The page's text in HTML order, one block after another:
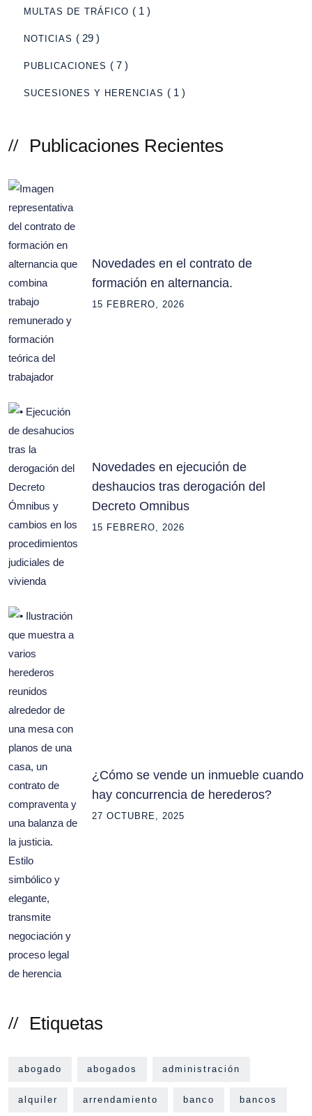
MULTAS DE TRÁFICO ( 1 )
NOTICIAS ( 29 )
PUBLICACIONES ( 7 )
SUCESIONES Y HERENCIAS ( 1 )
Publicaciones Recientes
Novedades en el contrato de
formación en alternancia.
15 FEBRERO, 2026
Novedades en ejecución de
deshaucios tras derogación del
Decreto Omnibus
15 FEBRERO, 2026
¿Cómo se vende un inmueble cuando
hay concurrencia de herederos?
27 OCTUBRE, 2025
Etiquetas
abogado abogados administración
alquiler arrendamiento banco bancos